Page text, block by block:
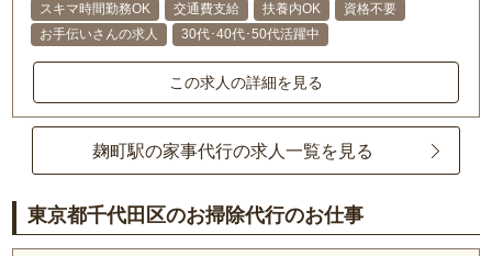
スキマ時間勤務OK
交通費支給 扶養内OK
資格不要
お手伝いさんの求人
30代･40代･50代活躍中
この求人の詳細を見る
麹町駅の家事代行の求人一覧を見る
東京都千代田区のお掃除代行のお仕事